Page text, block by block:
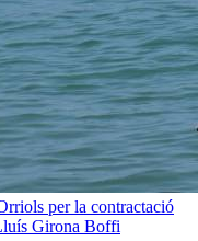
per la contractació
Girona Boffi